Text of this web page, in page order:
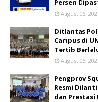
Persen
August 06,
Ditlantas
Campus di
Tertib
August 06,
Pengprov
Resmi
dan Prestasi